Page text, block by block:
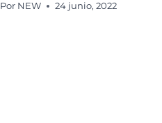
Por NEW 24 junio, 2022